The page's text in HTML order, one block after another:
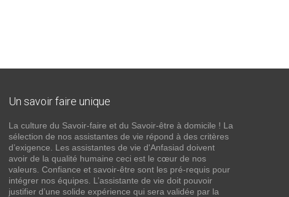
Un savoir faire unique
La culture du Savoir-faire et du Savoir-être à domicile ! La
sélection de nos assistantes de vie répond à des critères
d’exigence. Les assistantes de vie d'Anfasiad doivent
avoir de la qualité humaine ceci est le cœur de nos
valeurs. Confiance et savoir-être sont les pré-requis pour
intégrer nos équipes. L’assistante de vie doit pouvoir
justifier d’une solide expérience qui sera validée par la